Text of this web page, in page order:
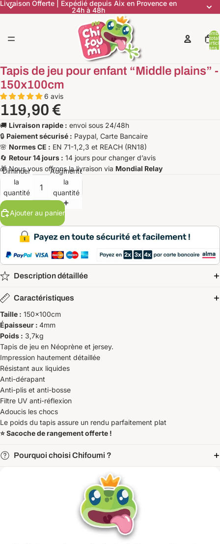
Livraison Offerte | Expédié depuis Aix en Provence en
24h à 48h
total
dans
Tapis de jeu pour enfant “Middle plains” -
150x100cm
6 avis
119,90 €
🚚 Livraison rapide : envoi sous 24/48h
🔒 Paiement sécurisé : Paypal, Carte Bancaire
🌸 Normes CE : EN 71-1,2,3 et REACH (RN18)
🔄 Retour 14 jours : 14 jours pour changer d’avis
🎁 Nous vous offrons la livraison via Mondial Relay
Diminuer
la
quantité
Augmenter
la
quantité
Ajouter au panier
Description détaillée
Caractéristiques
Taille : 150x100cm
Épaisseur : 4mm
Poids : 3,7kg
Tapis de jeu en Néoprène et jersey.
Impression hautement détaillée
Résistant aux liquides
Anti-dérapant
Anti-plis et anti-bosse
Filtre UV anti-réflexion
Adoucis les chocs
Le poids du tapis assure un rendu parfaitement plat
⭐️ Sacoche de rangement offerte !
Pourquoi choisi Chifoumi ?